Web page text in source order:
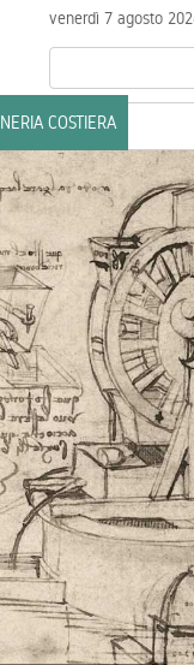
COSTIERA
venerdì 7 agosto